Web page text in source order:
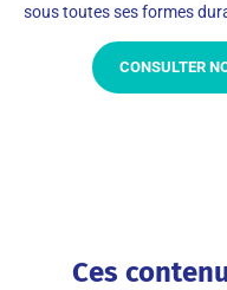
sous toutes ses formes
CONSULTER
Ces